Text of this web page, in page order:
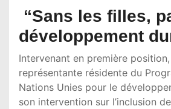
“Sans les filles,
développement
Intervenant en première position,
représentante résidente du
Nations Unies pour le
son intervention sur l’inclusion